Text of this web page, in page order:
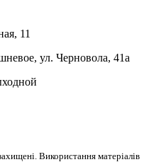
11
ул. Черновола, 41а
Використання матеріалів